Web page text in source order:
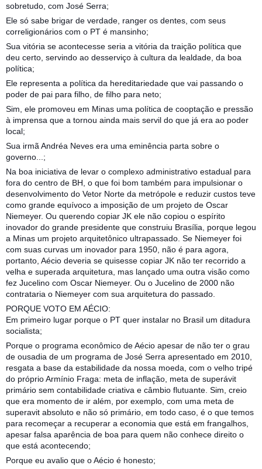
sobretudo, com José Serra;
Ele só sabe brigar de verdade, ranger os dentes, com seus
correligionários com o PT é mansinho;
Sua vitória se acontecesse seria a vitória da traição política que
deu certo, servindo ao desserviço à cultura da lealdade, da boa
política;
Ele representa a política da hereditariedade que vai passando o
poder de pai para filho, de filho para neto;
Sim, ele promoveu em Minas uma política de cooptação e pressão
à imprensa que a tornou ainda mais servil do que já era ao poder
local;
Sua irmã Andréa Neves era uma eminência parta sobre o
governo...;
Na boa iniciativa de levar o complexo administrativo estadual para
fora do centro de BH, o que foi bom também para impulsionar o
desenvolvimento do Vetor Norte da metrópole e reduzir custos teve
como grande equívoco a imposição de um projeto de Oscar
Niemeyer. Ou querendo copiar JK ele não copiou o espírito
inovador do grande presidente que construiu Brasília, porque legou
a Minas um projeto arquitetônico ultrapassado. Se Niemeyer foi
com suas curvas um inovador para 1950, não é para agora,
portanto, Aécio deveria se quisesse copiar JK não ter recorrido a
velha e superada arquitetura, mas lançado uma outra visão como
fez Jucelino com Oscar Niemeyer. Ou o Jucelino de 2000 não
contrataria o Niemeyer com sua arquitetura do passado.
PORQUE VOTO EM AÉCIO:
Em primeiro lugar porque o PT quer instalar no Brasil um ditadura
socialista;
Porque o programa econômico de Aécio apesar de não ter o grau
de ousadia de um programa de José Serra apresentado em 2010,
resgata a base da estabilidade da nossa moeda, com o velho tripé
do próprio Armínio Fraga: meta de inflação, meta de superávit
primário sem contabilidade criativa e câmbio flutuante. Sim, creio
que era momento de ir além, por exemplo, com uma meta de
superavit absoluto e não só primário, em todo caso, é o que temos
para recomeçar a recuperar a economia que está em frangalhos,
apesar falsa aparência de boa para quem não conhece direito o
que está acontecendo;
Porque eu avalio que o Aécio é honesto;